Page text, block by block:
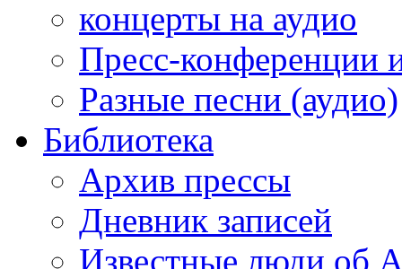
концерты на аудио
Пресс-конференции
Разные песни (аудио)
Библиотека
Архив прессы
Дневник записей
Известные люди об